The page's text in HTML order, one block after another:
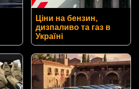
Ціни на бензин,
дизпаливо та газ в
Україні